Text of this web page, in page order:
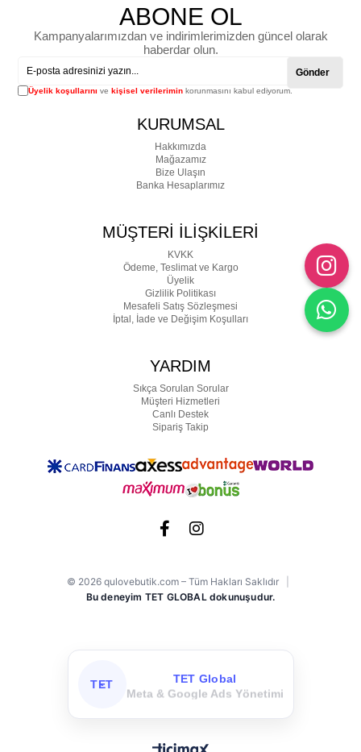
ABONE OL
Kampanyalarımızdan ve indirimlerimizden güncel olarak
haberdar olun.
Gönder
Üyelik koşullarını ve kişisel verilerimin korunmasını kabul ediyorum.
KURUMSAL
Hakkımızda
Mağazamız
Bize Ulaşın
Banka Hesaplarımız
MÜŞTERİ İLİŞKİLERİ
KVKK
Ödeme, Teslimat ve Kargo
Üyelik
Gizlilik Politikası
Mesafeli Satış Sözleşmesi
İptal, İade ve Değişim Koşulları
YARDIM
Sıkça Sorulan Sorular
Müşteri Hizmetleri
Canlı Destek
Sipariş Takip
© 2026 qulovebutik.com – Tüm Hakları Saklıdır
Bu deneyim TET GLOBAL dokunuşudur.
TET
TET Global
Meta & Google Ads Yönetimi